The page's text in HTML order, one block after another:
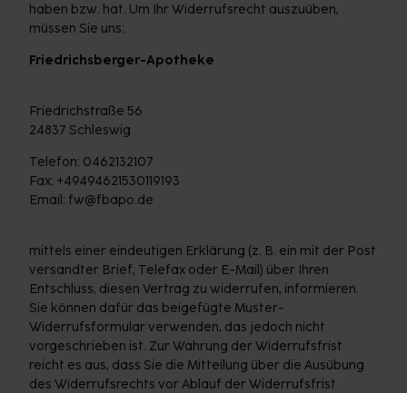
haben bzw. hat. Um Ihr Widerrufsrecht auszuüben,
müssen Sie uns:
Friedrichsberger-Apotheke
Friedrichstraße 56
24837 Schleswig
Telefon: 0462132107
Fax: +49494621530119193
Email: fw@fbapo.de
mittels einer eindeutigen Erklärung (z. B. ein mit der Post
versandter Brief, Telefax oder E-Mail) über Ihren
Entschluss, diesen Vertrag zu widerrufen, informieren.
Sie können dafür das beigefügte Muster-
Widerrufsformular verwenden, das jedoch nicht
vorgeschrieben ist. Zur Wahrung der Widerrufsfrist
reicht es aus, dass Sie die Mitteilung über die Ausübung
des Widerrufsrechts vor Ablauf der Widerrufsfrist